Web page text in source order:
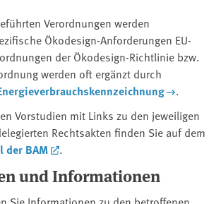
Verordnungen werden
Ökodesign-Anforderungen EU-
der Ökodesign-Richtlinie bzw.
werden oft ergänzt durch
.
Vorstudien mit Links zu den jeweiligen
Rechtsakten finden Sie auf dem
BAM .
und Informationen